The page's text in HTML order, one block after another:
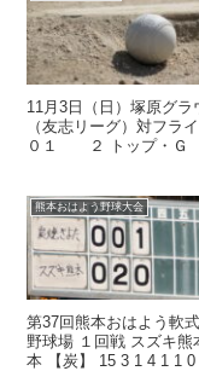
11月3日（日）塚原グ
（友志リーグ）対フラ
０１ ２ トップ・
熊本おはよう野球大会
第37回熊本おはよう軟
野球場 １回戦 スズキ
本 【炭】 15 3 1 4 1 1 0